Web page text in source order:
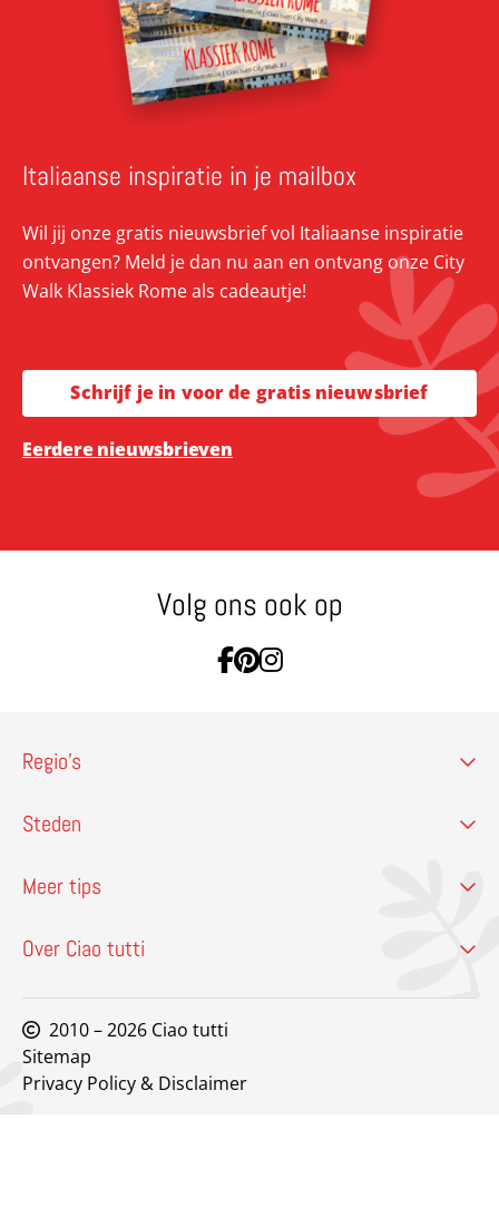
Italiaanse inspiratie in je mailbox
Wil jij onze gratis nieuwsbrief vol Italiaanse inspiratie
ontvangen? Meld je dan nu aan en ontvang onze City
Walk Klassiek Rome als cadeautje!
Schrijf je in voor de gratis nieuwsbrief
Eerdere nieuwsbrieven
Volg ons ook op
Ga naar Facebook
Ga naar Pinterest
Ga naar Instagram
Regio’s
Steden
Meer tips
Over Ciao tutti
2010 – 2026 Ciao tutti
Sitemap
Privacy Policy & Disclaimer